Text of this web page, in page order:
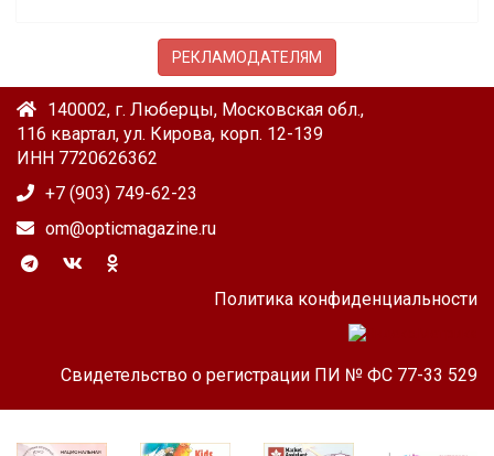
РЕКЛАМОДАТЕЛЯМ
140002, г. Люберцы, Московская обл.,
116 квартал, ул. Кирова, корп. 12-139
ИНН 7720626362
+7 (903) 749-62-23
om@opticmagazine.ru
Политика конфиденциальности
Свидетельство о регистрации ПИ № ФС 77-33 529